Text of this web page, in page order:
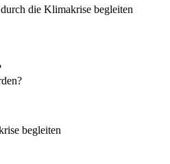
die Klimakrise begleiten
begleiten